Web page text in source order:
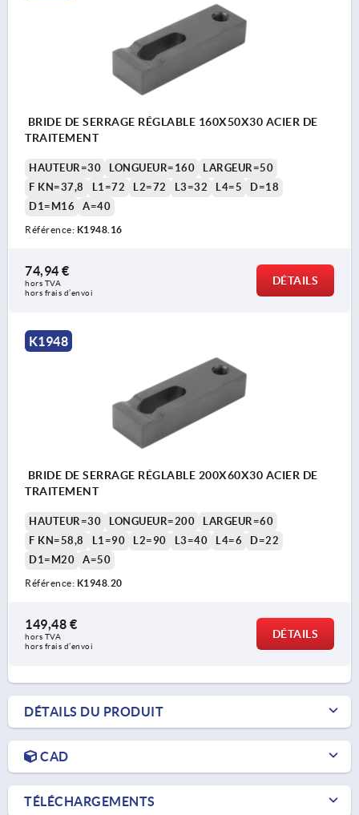
BRIDE DE SERRAGE RÉGLABLE 160X50X30 ACIER DE
TRAITEMENT
HAUTEUR=30 LONGUEUR=160
LARGEUR=50
F KN=37,8
L1=72 L2=72 L3=32 L4=5
D=18
D1=M16
A=40
Référence: K1948.16
74,94 €
hors TVA
hors frais d’envoi
DÉTAILS
K1948
BRIDE DE SERRAGE RÉGLABLE 200X60X30 ACIER DE
TRAITEMENT
HAUTEUR=30 LONGUEUR=200
LARGEUR=60
F KN=58,8
L1=90 L2=90 L3=40 L4=6
D=22
D1=M20
A=50
Référence: K1948.20
149,48 €
hors TVA
hors frais d’envoi
DÉTAILS
DÉTAILS DU PRODUIT
CAD
TÉLÉCHARGEMENTS